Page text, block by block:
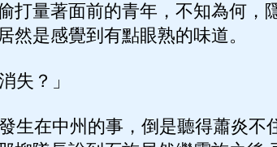
打量著面前的青年，不知為何，
然是感覺到有點眼熟的味道。
失？」
生在中州的事，倒是聽得蕭炎不